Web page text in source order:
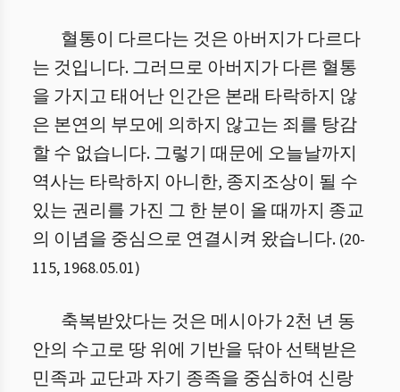
혈통이 다르다는 것은 아버지가 다르다
는 것입니다. 그러므로 아버지가 다른 혈통
을 가지고 태어난 인간은 본래 타락하지 않
은 본연의 부모에 의하지 않고는 죄를 탕감
할 수 없습니다. 그렇기 때문에 오늘날까지
역사는 타락하지 아니한, 종지조상이 될 수
있는 권리를 가진 그 한 분이 올 때까지 종교
의 이념을 중심으로 연결시켜 왔습니다. (20-
115, 1968.05.01)
축복받았다는 것은 메시아가 2천 년 동
안의 수고로 땅 위에 기반을 닦아 선택받은
민족과 교단과 자기 종족을 중심하여 신랑